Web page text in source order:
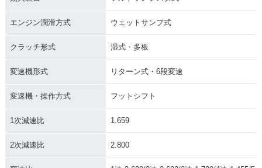
エンジン潤滑方式 ウェットサンプ式
クラッチ形式 湿式・多板
変速機形式 リターン式・6段変速
変速機・操作方式 フットシフト
1次減速比 1.659
2次減速比 2.800